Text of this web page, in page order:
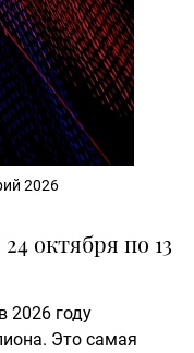
2026
октября по 13
2026 году
Это самая